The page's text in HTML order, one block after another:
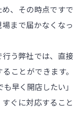
、その時点ですで
まで届かなくなっ
う弊社では、直接
ことができます。
早く開店したい」
ぐに対応すること